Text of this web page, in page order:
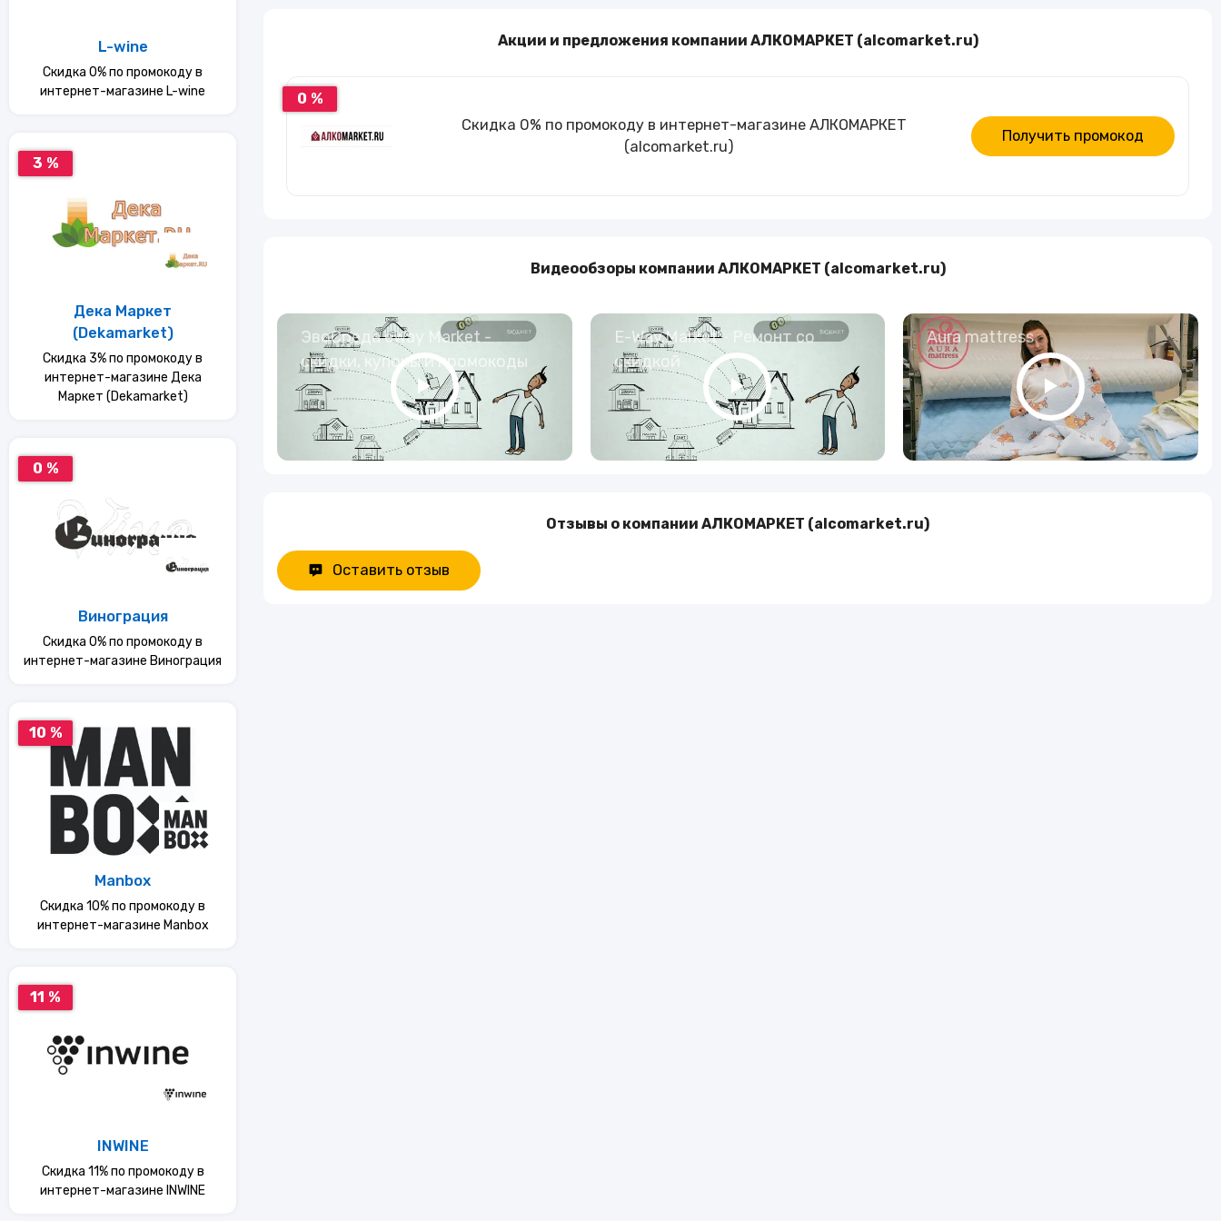
Красота и здоровье
Акции и предложения компании АЛКОМАРКЕТ (alсomarket.ru)
0 %
Скидка 0% по промокоду в интернет-магазине АЛКОМАРКЕТ
(alсomarket.ru)
Получить промокод
Видеообзоры компании АЛКОМАРКЕТ (alсomarket.ru)
ЭвоСреда eWay Market -
скидки, купоны и промокоды
E-Way.Market - Ремонт со
скидкой
Aura mattress
Отзывы о компании АЛКОМАРКЕТ (alсomarket.ru)
Оставить отзыв
L-wine
Скидка 0% по промокоду в
интернет-магазине L-wine
3 %
Дека Маркет
(Dekamarket)
Скидка 3% по промокоду в
интернет-магазине Дека
Маркет (Dekamarket)
0 %
Винограция
Скидка 0% по промокоду в
интернет-магазине Винограция
10 %
Manbox
Скидка 10% по промокоду в
интернет-магазине Manbox
11 %
INWINE
Скидка 11% по промокоду в
интернет-магазине INWINE